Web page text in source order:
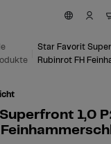
springen
Star Favorit
Rubinrot FH
1,0